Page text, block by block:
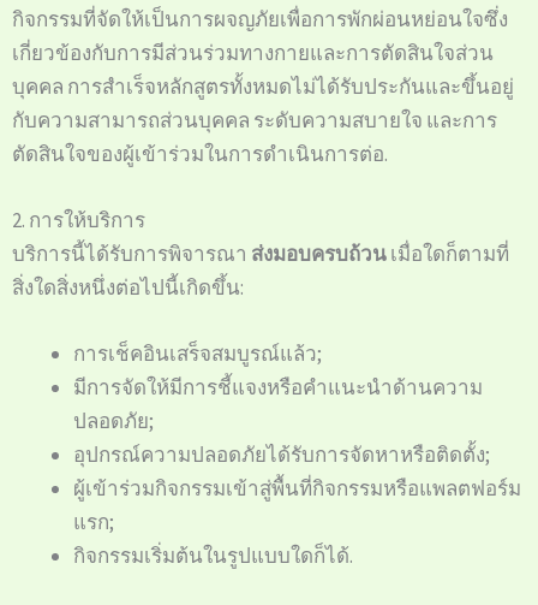
กิจกรรมที่จัดให้เป็นการผจญภัยเพื่อการพักผ่อนหย่อนใจซึ่ง
เกี่ยวข้องกับการมีส่วนร่วมทางกายและการตัดสินใจส่วน
บุคคล การสำเร็จหลักสูตรทั้งหมดไม่ได้รับประกันและขึ้นอยู่
กับความสามารถส่วนบุคคล ระดับความสบายใจ และการ
ตัดสินใจของผู้เข้าร่วมในการดำเนินการต่อ.
2. การให้บริการ
บริการนี้ได้รับการพิจารณา ส่งมอบครบถ้วนเมื่อใดก็ตามที่
สิ่งใดสิ่งหนึ่งต่อไปนี้เกิดขึ้น:
การเช็คอินเสร็จสมบูรณ์แล้ว;
มีการจัดให้มีการชี้แจงหรือคำแนะนำด้านความ
ปลอดภัย;
อุปกรณ์ความปลอดภัยได้รับการจัดหาหรือติดตั้ง;
ผู้เข้าร่วมกิจกรรมเข้าสู่พื้นที่กิจกรรมหรือแพลตฟอร์ม
แรก;
กิจกรรมเริ่มต้นในรูปแบบใดก็ได้.